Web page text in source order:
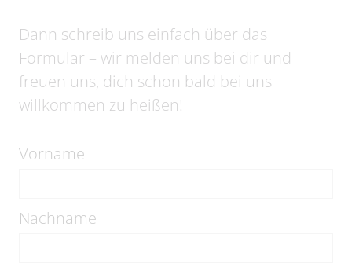
Dann schreib uns einfach über das
Formular – wir melden uns bei dir und
freuen uns, dich schon bald bei uns
willkommen zu heißen!
Vorname
Nachname